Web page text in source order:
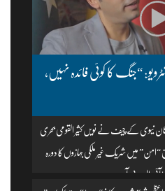
“جنگ کا کوئی فائدہ نہیں،
نیوی کے چیف نے نویں کثیر القومی بحری
میں شریک غیر ملکی جہازوں کا دورہ
آئی ایس پی آر